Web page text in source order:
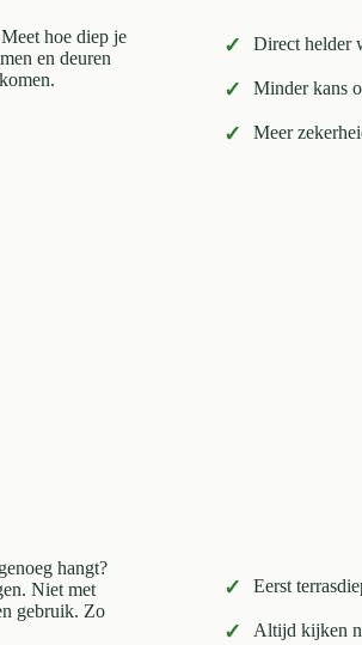
hoe diep je
en deuren
✓ Direct helder
✓ Minder kans
✓ Meer
hangt?
Niet met
gebruik. Zo
✓ Eerst
✓ Altijd kijken